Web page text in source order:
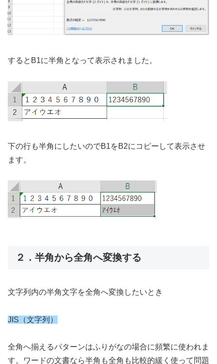
するとB1に半角となって表示されました。
下の行も半角にしたいのでB1をB2にコピーして表示させ
ます。
２．半角から全角へ変換する
文字列内の半角文字を全角へ変換したいとき
JIS（文字列）
全角へ揃えるパターンはふりがなの場合に頻繁に使われま
す。ワードの文書なら半角も全角も比較的緩く使って問題